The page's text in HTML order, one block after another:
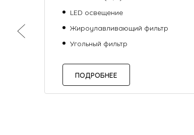
LED освещение
Жироулавливающий фильтр
Угольный фильтр
ПОДРОБНЕЕ